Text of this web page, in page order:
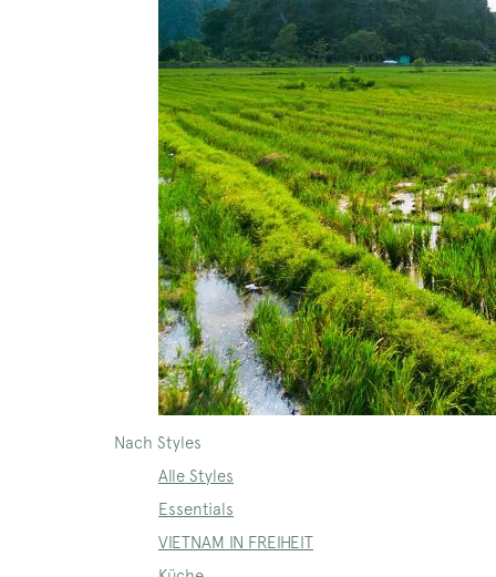
Nach Styles
Alle Styles
Essentials
VIETNAM IN FREIHEIT